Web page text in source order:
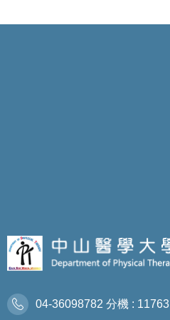
04-36098782 分機 : 11763